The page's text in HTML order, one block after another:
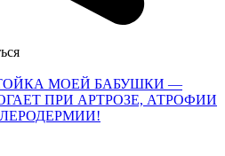
МОЕЙ БАБУШКИ —
ПРИ АРТРОЗЕ, АТРОФИИ